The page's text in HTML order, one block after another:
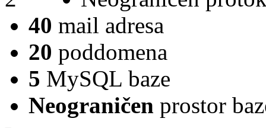
40 mail adresa
20 poddomena
5 MySQL baze
Neograničen prostor